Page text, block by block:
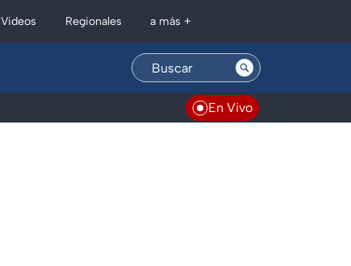
Videos Regionales a más +
En Vivo